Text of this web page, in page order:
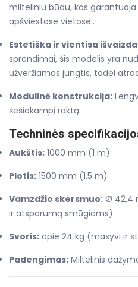
milteliniu būdu, kas
apšviestose vietose..
Estetiška ir vientisa
sprendimai, šis modelis yra
užveržiamas jungtis, todėl
Modulinė konstrukcija:
šešiakampį raktą.
Techninės
Aukštis: 1000 mm (1 m)
Plotis: 1500 mm (1,5 m)
Vamzdžio skersmuo: Ø 42,4
ir atsparumą smūgiams)
Svoris: apie 24 kg (masyvi ir
Padengimas: Miltelinis